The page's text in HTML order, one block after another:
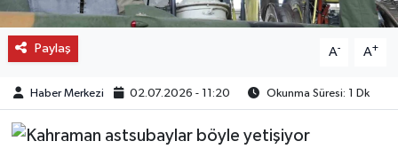
Paylaş A- A+
Haber Merkezi 02.07.2026 - 11:20 Okunma Süresi: 1 Dk
FİNANS